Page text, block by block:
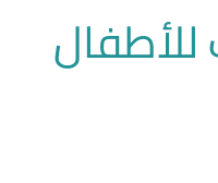
للأطفال